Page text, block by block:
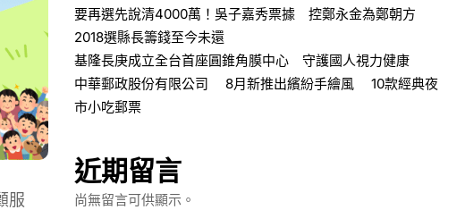
服
要再選先說清4000萬！吳子嘉秀票據 控鄭永金為鄭朝方
2018選縣長籌錢至今未還
基隆長庚成立全台首座圓錐角膜中心 守護國人視力健康
中華郵政股份有限公司 8月新推出繽紛手繪風 10款經典夜
市小吃郵票
近期留言
尚無留言可供顯示。